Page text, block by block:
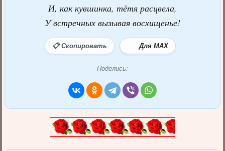
И, как кувшинка, тётя расцвела,
У встречных вызывая восхищенье!
📋 Скопировать Для MAX
Поделись: